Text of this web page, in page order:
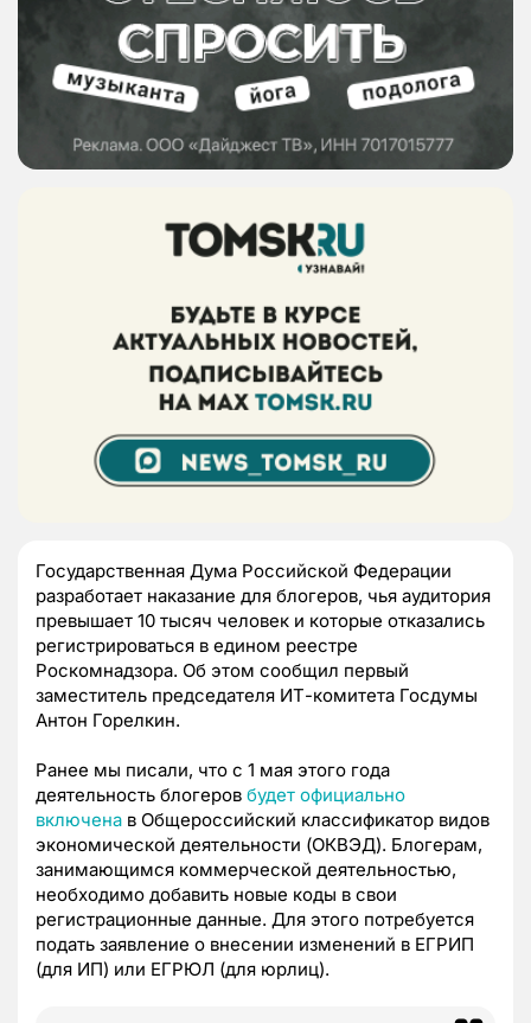
Государственная Дума Российской Федерации
разработает наказание для блогеров, чья аудитория
превышает 10 тысяч человек и которые отказались
регистрироваться в едином реестре
Роскомнадзора. Об этом сообщил первый
заместитель председателя ИТ-комитета Госдумы
Антон Горелкин.
Ранее мы писали, что с 1 мая этого года
деятельность блогеров будет официально
включена в Общероссийский классификатор видов
экономической деятельности (ОКВЭД). Блогерам,
занимающимся коммерческой деятельностью,
необходимо добавить новые коды в свои
регистрационные данные. Для этого потребуется
подать заявление о внесении изменений в ЕГРИП
(для ИП) или ЕГРЮЛ (для юрлиц).